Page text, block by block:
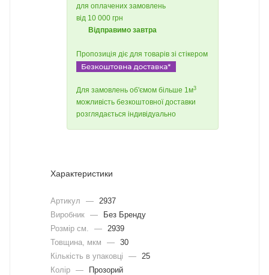
для оплачених замовлень
від 10 000 грн
Відправимо завтра
Пропозиція діє для товарів зі стікером
Для замовлень об'ємом більше 1м3
можливість безкоштовної доставки
розглядається індивідуально
Характеристики
Артикул —
2937
Виробник —
Без Бренду
Розмір см.
—
2939
Товщина, мкм
— 30
Кількість в упаковці
—
25
Колір —
Прозорий